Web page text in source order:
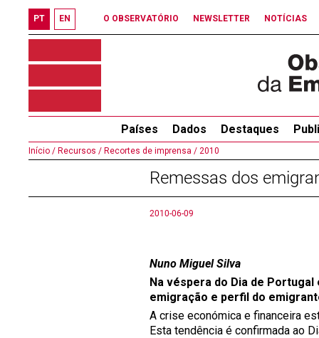
PT EN O OBSERVATÓRIO NEWSLETTER NOTÍCIAS
Países Dados Destaques
Início / Recursos / Recortes de imprensa / 2010
Remessas dos
2010-06-09
Nuno Miguel Silva
Na véspera do Dia de
emigração e perfil do
A crise económica e financeira
Esta tendência é confirmada ao